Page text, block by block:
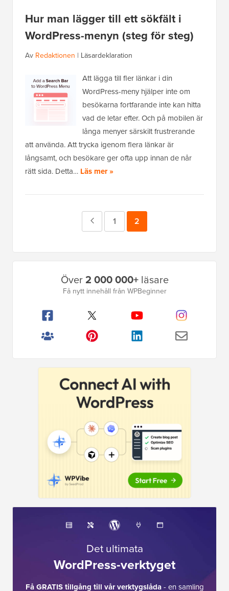
Hur man lägger till ett sökfält i
WordPress-menyn (steg för steg)
Av Redaktionen | Läsardeklaration
Att lägga till fler länkar i din
WordPress-meny hjälper inte om
besökarna fortfarande inte kan hitta
vad de letar efter. Och på mobilen är
långa menyer särskilt frustrerande
att använda. Att trycka igenom flera länkar är
långsamt, och besökare ger ofta upp innan de når
rätt sida. Detta… Läs mer »
Föregående
Sida
1 Sida
2
Över2 000 000+läsare
Få nytt innehåll från WPBeginner
Det ultimata
WordPress-verktyget
Få GRATIS tillgång till vår verktygslåda- en samling